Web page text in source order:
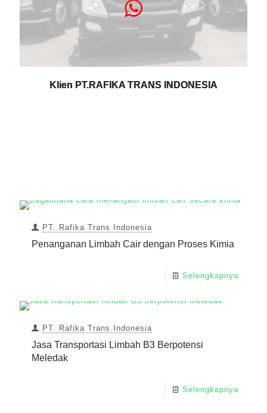
Klien PT.RAFIKA TRANS INDONESIA
PT. Rafika Trans Indonesia
Penanganan Limbah Cair dengan Proses Kimia
Selengkapnya
PT. Rafika Trans Indonesia
Jasa Transportasi Limbah B3 Berpotensi
Meledak
Selengkapnya